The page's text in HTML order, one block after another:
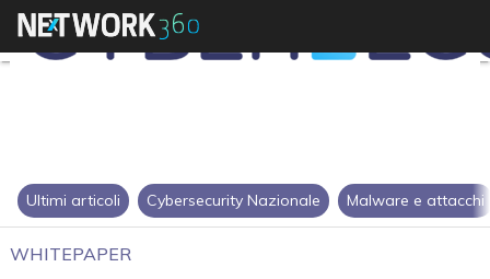
Ultimi articoli Cybersecurity Nazionale Malware e attacchi
WHITEPAPER